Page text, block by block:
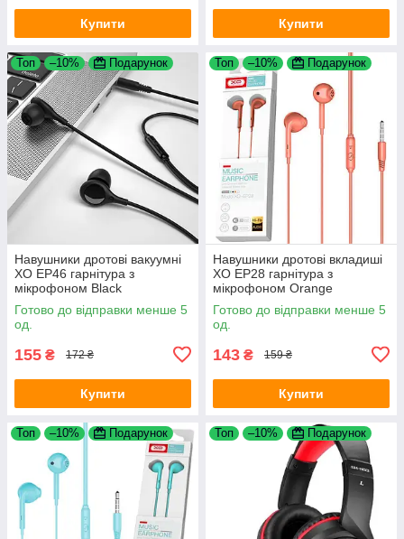
Купити Купити
Топ –10% Подарунок
Навушники дротові вакуумні
XO EP46 гарнітура з
мікрофоном Black
Готово до відправки менше 5
од.
155 ₴ 172 ₴
Купити
Топ –10% Подарунок
Навушники дротові вкладиші
XO EP28 гарнітура з
мікрофоном Orange
Готово до відправки менше 5
од.
143 ₴ 159 ₴
Купити
Топ –10% Подарунок Топ –10% Подарунок